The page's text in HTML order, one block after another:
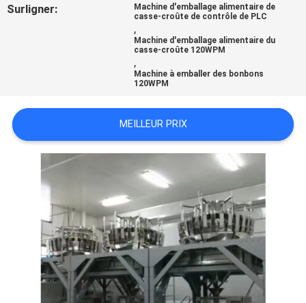
DEMANDEZ
UN DEVIS
SITEMAP
POLITIQUE
CONFIDENTIALITÉ
Surligner:
Machine d'emballage alimentaire de
casse-croûte de contrôle de PLC
,
Machine d'emballage alimentaire du
casse-croûte 120WPM
,
Machine à emballer des bonbons
120WPM
MEILLEUR PRIX